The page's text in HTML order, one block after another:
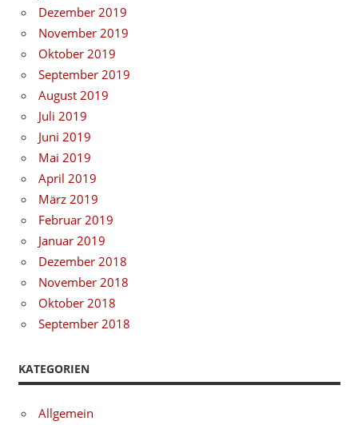
Dezember 2019
November 2019
Oktober 2019
September 2019
August 2019
Juli 2019
Juni 2019
Mai 2019
April 2019
März 2019
Februar 2019
Januar 2019
Dezember 2018
November 2018
Oktober 2018
September 2018
KATEGORIEN
Allgemein